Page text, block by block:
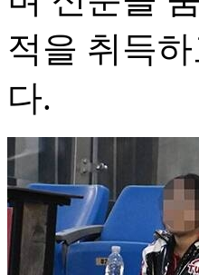
적을 취득
다.